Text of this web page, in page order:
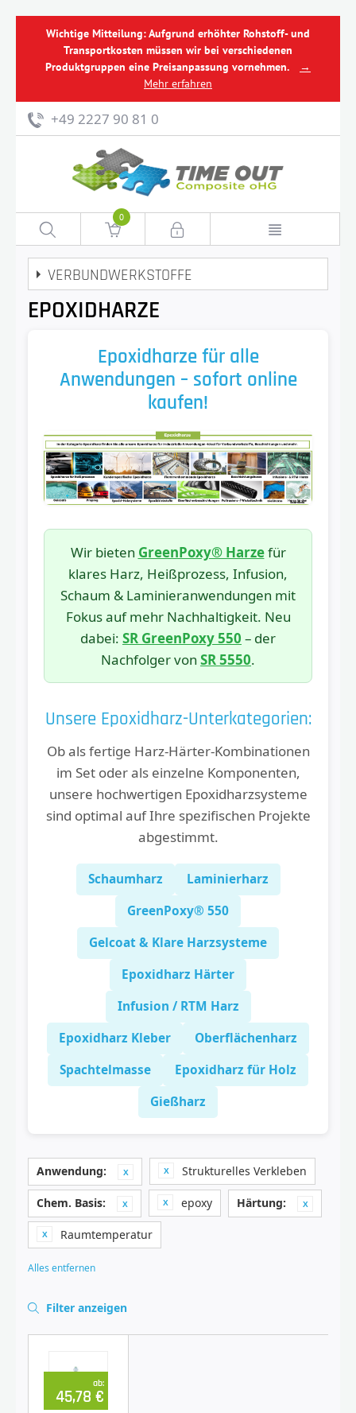
Wichtige Mitteilung: Aufgrund erhöhter Rohstoff- und
Transportkosten müssen wir bei verschiedenen
Produktgruppen eine Preisanpassung vornehmen.
→
Mehr erfahren
+49 2227 90 81 0
0
VERBUNDWERKSTOFFE
EPOXIDHARZE
Epoxidharze für alle
Anwendungen – sofort online
kaufen!
Wir bieten GreenPoxy® Harzefür
klares Harz, Heißprozess, Infusion,
Schaum & Laminieranwendungen mit
Fokus auf mehr Nachhaltigkeit. Neu
dabei: SR GreenPoxy 550 – der
Nachfolger von SR 5550.
Unsere Epoxidharz-Unterkategorien:
Ob als fertige Harz-Härter-Kombinationen
im Set oder als einzelne Komponenten,
unsere hochwertigen Epoxidharzsysteme
sind optimal auf Ihre spezifischen Projekte
abgestimmt.
Schaumharz
Laminierharz
GreenPoxy® 550
Gelcoat & Klare Harzsysteme
Epoxidharz Härter
Infusion / RTM Harz
Epoxidharz Kleber
Oberflächenharz
Spachtelmasse
Epoxidharz für Holz
Gießharz
Anwendung: Strukturelles Verkleben
Chem. Basis: epoxy Härtung:
Raumtemperatur
Alles entfernen
Filter anzeigen
ab:
45,78 €